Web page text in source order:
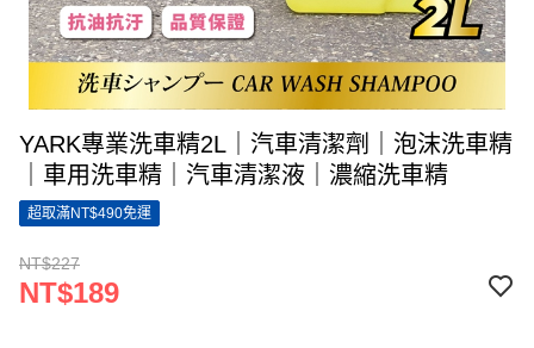
YARK專業洗車精2L｜汽車清潔劑｜泡沫洗車精
｜車用洗車精｜汽車清潔液｜濃縮洗車精
超取滿NT$490免運
NT$227
NT$189